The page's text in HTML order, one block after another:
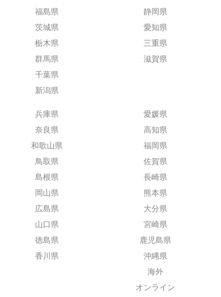
福島県
茨城県
栃木県
群馬県
千葉県
新潟県
静岡県
愛知県
三重県
滋賀県
兵庫県
奈良県
和歌山県
鳥取県
島根県
岡山県
広島県
山口県
徳島県
香川県
愛媛県
高知県
福岡県
佐賀県
長崎県
熊本県
大分県
宮崎県
鹿児島県
沖縄県
海外
オンライン